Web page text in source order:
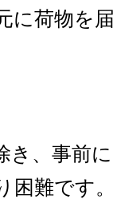
に荷物を
き、事前
困難です